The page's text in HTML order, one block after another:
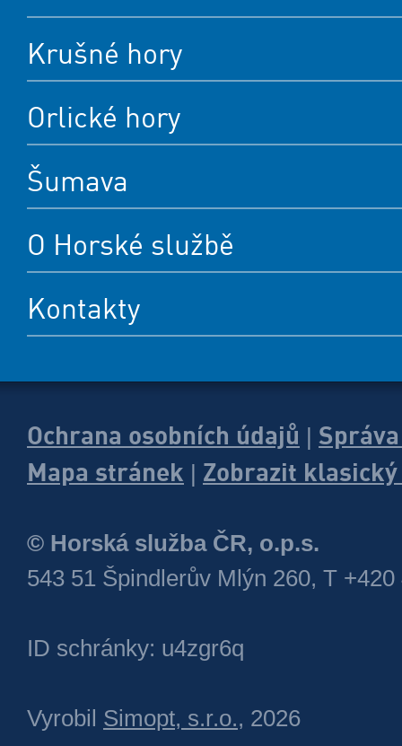
Krušné hory
Orlické hory
Šumava
O Horské službě
Kontakty
Ochrana osobních údajů
Mapa stránek
Zobrazit
© Horská služba ČR, o.p.s.
543 51 Špindlerův Mlýn 260, T +420
ID schránky: u4zgr6q
Vyrobil Simopt, s.r.o., 2026